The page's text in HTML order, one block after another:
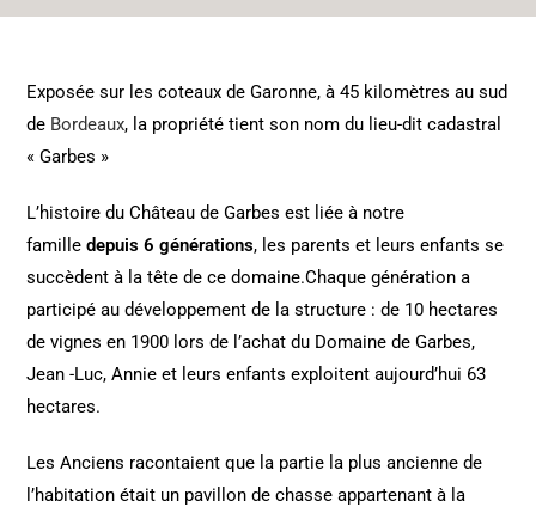
Exposée sur les coteaux de Garonne, à 45 kilomètres au sud
de Bordeaux, la propriété tient son nom du lieu-dit cadastral
« Garbes »
L’histoire du Château de Garbes est liée à notre
familledepuis 6 générations, les parents et leurs enfants se
succèdent à la tête de ce domaine.Chaque génération a
participé au développement de la structure : de 10 hectares
de vignes en 1900 lors de l’achat du Domaine de Garbes,
Jean -Luc, Annie et leurs enfants exploitent aujourd’hui 63
hectares.
Les Anciens racontaient que la partie la plus ancienne de
l’habitation était un pavillon de chasse appartenant à la